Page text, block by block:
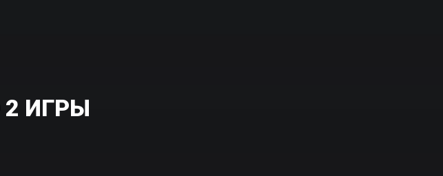
2 ИГРЫ